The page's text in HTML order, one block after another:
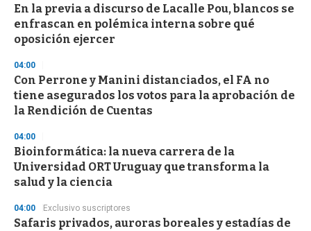
En la previa a discurso de Lacalle Pou, blancos se
enfrascan en polémica interna sobre qué
oposición ejercer
04:00
Con Perrone y Manini distanciados, el FA no
tiene asegurados los votos para la aprobación de
la Rendición de Cuentas
04:00
Bioinformática: la nueva carrera de la
Universidad ORT Uruguay que transforma la
salud y la ciencia
04:00 Exclusivo suscriptores
Safaris privados, auroras boreales y estadías de